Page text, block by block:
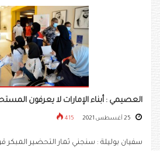
العصيمي : أبناء الإمارات لا يعرفون
415
سفيان بوليلة : سنجني ثمار التحضير المبكر